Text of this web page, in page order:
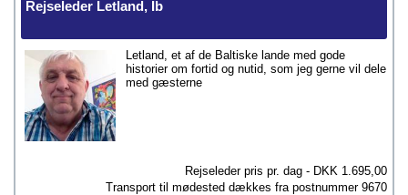
Rejseleder Letland, Ib
Letland, et af de Baltiske lande med gode
historier om fortid og nutid, som jeg gerne vil dele
med gæsterne
Rejseleder pris pr. dag - DKK 1.695,00
Transport til mødested dækkes fra postnummer 9670